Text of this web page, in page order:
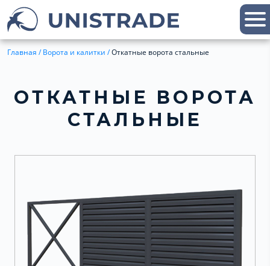
Главная /Ворота и калитки /Откатные ворота стальные
ОТКАТНЫЕ ВОРОТА
СТАЛЬНЫЕ